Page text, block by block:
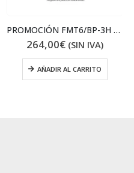
PROMOCIÓN FMT6/BP-3H + CABLE RECTO
264,00€ (SIN IVA)
AÑADIR AL CARRITO